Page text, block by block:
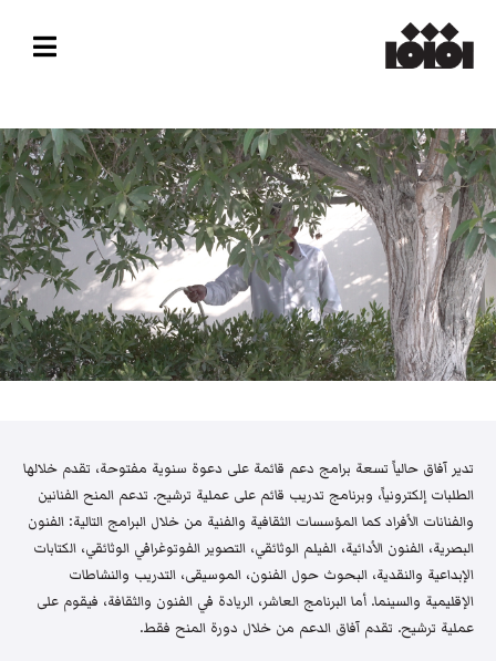
تدير آفاق حالياً تسعة برامج دعم قائمة على دعوة سنوية مفتوحة، تقدم خلالها
الطلبات إلكترونياً، وبرنامج تدريب قائم على عملية ترشيح. تدعم المنح الفنانين
والفنانات الأفراد كما المؤسسات الثقافية والفنية من خلال البرامج التالية: الفنون
البصرية، الفنون الأدائية، الفيلم الوثائقي، التصوير الفوتوغرافي الوثائقي، الكتابات
الإبداعية والنقدية، البحوث حول الفنون، الموسيقى، التدريب والنشاطات
الإقليمية والسينما. أما البرنامج العاشر، الريادة في الفنون والثقافة، فيقوم على
عملية ترشيح. تقدم آفاق الدعم من خلال دورة المنح فقط.